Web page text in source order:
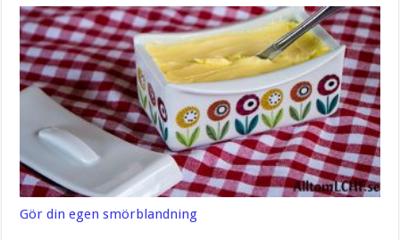
Gör din egen smörblandning